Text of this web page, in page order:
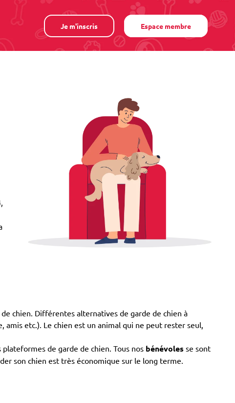
Je m'inscris Espace membre
chien. Différentes alternatives de garde de chien à
etc.). Le chien est un animal qui ne peut rester seul,
de garde de chien. Tous nos bénévoles se sont
son chien est très économique sur le long terme.